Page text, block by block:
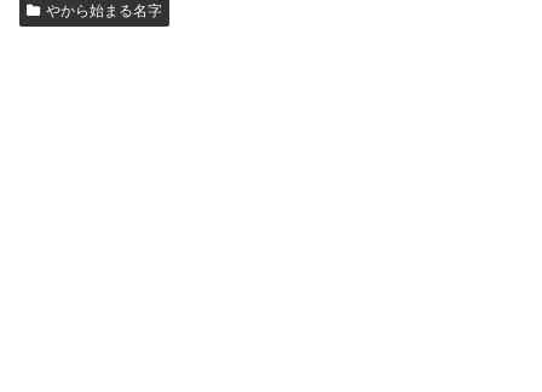
やから始まる名字